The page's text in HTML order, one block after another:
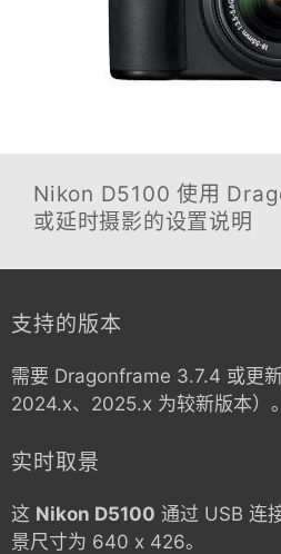
Nikon D5100 使用
或延时摄影的设置说明
支持的版本
需要 Dragonframe 3.7.4 或更
2024.x、2025.x 为较新版本）。
实时取景
这 Nikon D5100 通过 USB 连
景尺寸为 640 x 426。